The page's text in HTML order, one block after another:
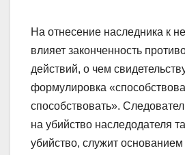
На отнесение наследника к
влияет законченность
действий, о чем
формулировка
способствовать».
на убийство наследодателя
убийство, служит